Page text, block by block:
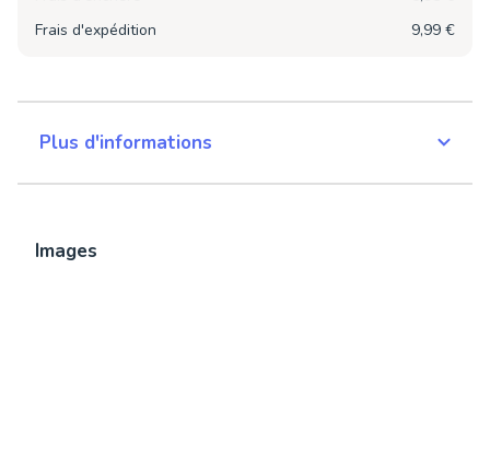
Frais d'expédition
9,99 €
Plus d'informations
Images